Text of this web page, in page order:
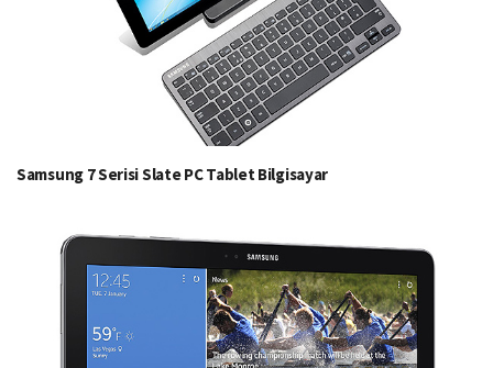
Samsung 7 Serisi Slate PC Tablet Bilgisayar